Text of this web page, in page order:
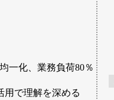
一化、業務負荷80％
用で理解を深める